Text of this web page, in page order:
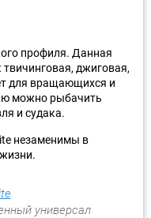
профиля. Данная
джиговая,
для вращающихся и
можно рыбачить
и судака.
незаменимы в
универсал